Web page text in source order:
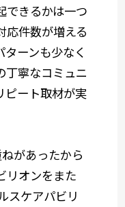
できるかは一つ
応件数が増える
ーンも少なく
丁寧なコミュニ
ピート取材が実
があったから
リオンをまた
スケアパビリ